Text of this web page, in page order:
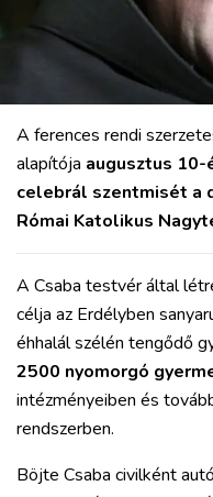
A ferences rendi
alapítója augusztus
celebrál szentmisét a
Római Katolikus
A Csaba testvér által
célja az Erdélyben
éhhalál szélén tengődő
2500 nyomorgó
intézményeiben és
rendszerben.
Böjte Csaba civilként